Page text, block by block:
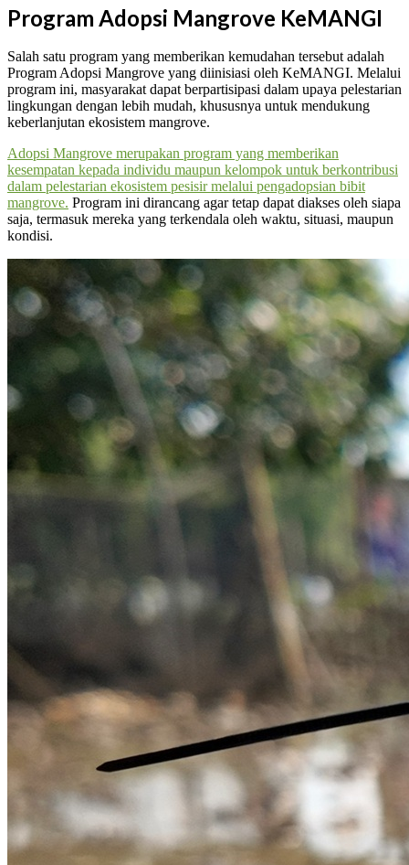
Program Adopsi Mangrove KeMANGI
Salah satu program yang memberikan kemudahan tersebut adalah
Program Adopsi Mangrove yang diinisiasi oleh KeMANGI. Melalui
program ini, masyarakat dapat berpartisipasi dalam upaya pelestarian
lingkungan dengan lebih mudah, khususnya untuk mendukung
keberlanjutan ekosistem mangrove.
Adopsi Mangrove merupakan program yang memberikan
kesempatan kepada individu maupun kelompok untuk berkontribusi
dalam pelestarian ekosistem pesisir melalui pengadopsian bibit
mangrove. Program ini dirancang agar tetap dapat diakses oleh siapa
saja, termasuk mereka yang terkendala oleh waktu, situasi, maupun
kondisi.